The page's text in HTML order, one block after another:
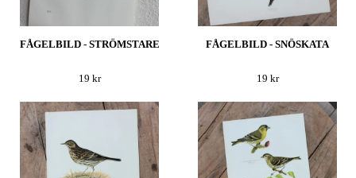
FÅGELBILD - STRÖMSTARE
19 kr
FÅGELBILD - SNÖSKATA
19 kr